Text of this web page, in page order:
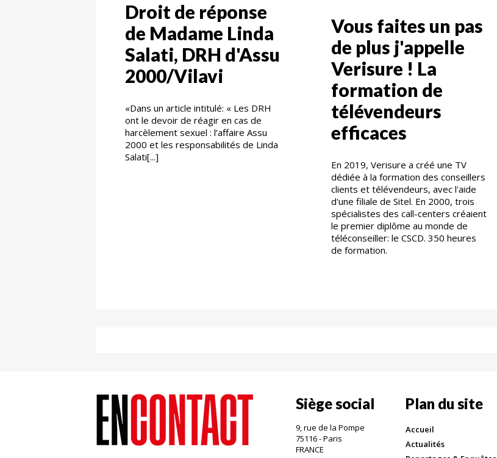
Droit de réponse
de Madame Linda
Salati, DRH d'Assu
2000/Vilavi
«Dans un article intitulé: « Les DRH
ont le devoir de réagir en cas de
harcèlement sexuel : l’affaire Assu
2000 et les responsabilités de Linda
Salati[...]
Vous faites un pas
de plus j'appelle
Verisure ! La
formation de
télévendeurs
efficaces
En 2019, Verisure a créé une TV
dédiée à la formation des conseillers
clients et télévendeurs, avec l'aide
d'une filiale de Sitel. En 2000, trois
spécialistes des call-centers créaient
le premier diplôme au monde de
téléconseiller: le CSCD. 350 heures
de formation.
Siège social
9, rue de la Pompe
75116 - Paris
FRANCE
Plan du site
Accueil
Actualités